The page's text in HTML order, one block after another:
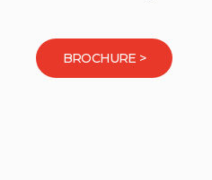
BROCHURE >